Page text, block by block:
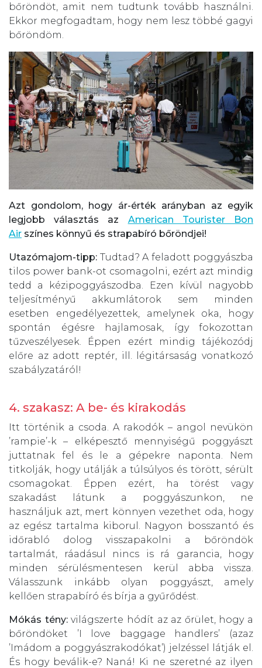
bőröndöt, amit nem tudtunk tovább használni.
Ekkor megfogadtam, hogy nem lesz többé gagyi
bőröndöm.
Azt gondolom, hogy ár-érték arányban az egyik
legjobb választás az American Tourister Bon
Air színes könnyű és strapabíró bőröndjei!
Utazómajom-tipp: Tudtad? A feladott poggyászba
tilos power bank-ot csomagolni, ezért azt mindig
tedd a kézipoggyászodba. Ezen kívül nagyobb
teljesítményű akkumlátorok sem minden
esetben engedélyezettek, amelynek oka, hogy
spontán égésre hajlamosak, így fokozottan
tűzveszélyesek. Éppen ezért mindig tájékozódj
előre az adott reptér, ill. légitársaság vonatkozó
szabályzatáról!
4. szakasz: A be- és kirakodás
Itt történik a csoda. A rakodók – angol nevükön
’rampie’-k – elképesztő mennyiségű poggyászt
juttatnak fel és le a gépekre naponta. Nem
titkolják, hogy utálják a túlsúlyos és törött, sérült
csomagokat. Éppen ezért, ha törést vagy
szakadást látunk a poggyászunkon, ne
használjuk azt, mert könnyen vezethet oda, hogy
az egész tartalma kiborul. Nagyon bosszantó és
időrabló dolog visszapakolni a bőröndök
tartalmát, ráadásul nincs is rá garancia, hogy
minden sérülésmentesen kerül abba vissza.
Válasszunk inkább olyan poggyászt, amely
kellően strapabíró és bírja a gyűrődést.
Mókás tény:világszerte hódít az az őrület, hogy a
bőröndöket ’I love baggage handlers’ (azaz
’Imádom a poggyászrakodókat’) jelzéssel látják el.
És hogy beválik-e? Naná! Ki ne szeretné az ilyen